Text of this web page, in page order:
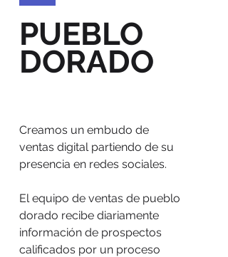
PUEBLO
DORADO
Creamos un embudo de
ventas digital partiendo de su
presencia en redes sociales.
El equipo de ventas de pueblo
dorado recibe diariamente
información de prospectos
calificados por un proceso